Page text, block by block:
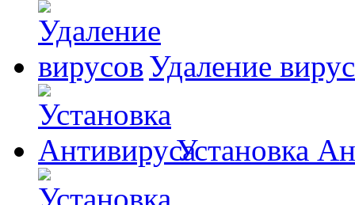
Удаление
Установка